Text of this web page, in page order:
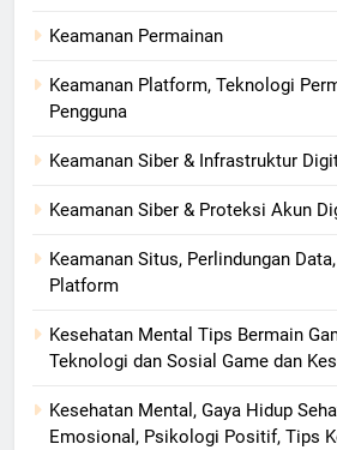
Keamanan Permainan
Keamanan Platform, Teknologi
Pengguna
Keamanan Siber & Infrastruktur
Keamanan Siber & Proteksi Akun
Keamanan Situs, Perlindungan
Platform
Kesehatan Mental Tips Bermain
Teknologi dan Sosial Game dan
Kesehatan Mental, Gaya Hidup
Emosional, Psikologi Positif, Tips